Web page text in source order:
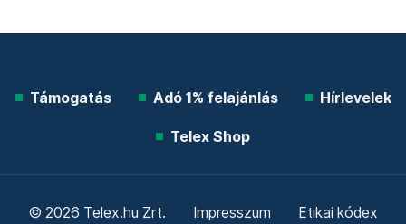
Támogatás Adó 1% felajánlás Hírlevelek
Telex Shop
© 2026 Telex.hu Zrt. Impresszum Etikai kódex